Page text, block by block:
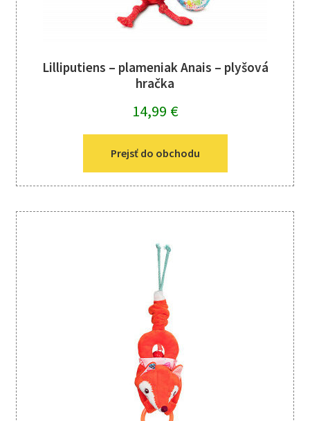
Lilliputiens – plameniak Anais – plyšová
hračka
14,99 €
Prejsť do obchodu